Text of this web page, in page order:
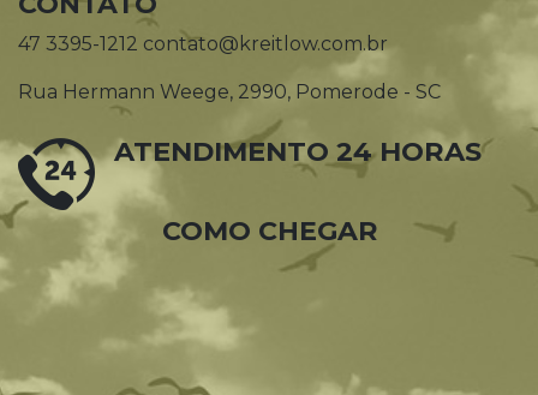
47 3395-1212 contato@kreitlow.com.br
Rua Hermann Weege, 2990, Pomerode - SC
ATENDIMENTO 24 HORAS
COMO CHEGAR